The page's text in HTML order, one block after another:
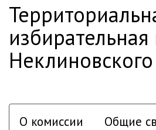
О комиссии Общие